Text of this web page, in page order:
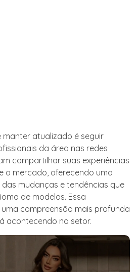
manter atualizado é seguir
da área nas redes
compartilhar suas experiências
o mercado, oferecendo uma
mudanças e tendências que
de modelos. Essa
compreensão mais profunda
acontecendo no setor.